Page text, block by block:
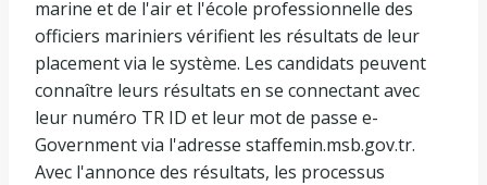
marine et de l'air et l'école professionnelle des
officiers mariniers vérifient les résultats de leur
placement via le système. Les candidats peuvent
connaître leurs résultats en se connectant avec
leur numéro TR ID et leur mot de passe e-
Government via l'adresse staffemin.msb.gov.tr.
Avec l'annonce des résultats, les processus